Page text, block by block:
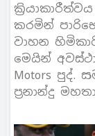
කරමින්
වාහන
මෙයින්
Motors පුද්.
ප්‍රනාන්දු